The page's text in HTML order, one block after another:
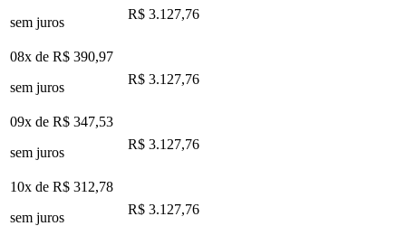
sem juros
R$ 3.127,76
08x de R$ 390,97
sem juros
R$ 3.127,76
09x de R$ 347,53
sem juros
R$ 3.127,76
10x de R$ 312,78
sem juros
R$ 3.127,76